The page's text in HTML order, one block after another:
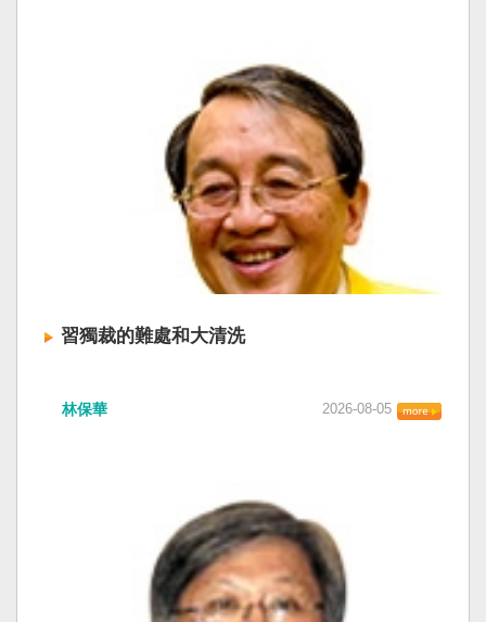
統賴清德昨日於凱達格蘭論壇致詞表示，中國的
「民促法」不僅侵害台灣主權，更透過跨國鎮
壓，對世界各國人民進行政治審查、製造寒蟬效
應，是國際社會應該團結反制的惡法；台灣不會
接受統戰滲透和紅色恐怖、不會坐視中國將壓迫
黑手伸進台灣，或任何自由國家與地區。 不會坐
視北京黑手伸進台灣 賴清德指出，中國上個月不
顧國際反對，實施「民族團結進步促進法」，
「對中政策跨國議會聯盟」（IPAC）隨即發表聲
明，譴責嚴重違反基本人權。他感謝IPAC日本共
同主席中谷元、IPAC執行主任裴倫德昨以行動再
次彰顯這份聲明的立場，很榮幸代表台灣人民接
受IPAC的聲明，台灣會給予堅定的支持，共同捍
更透過跨國鎮壓手段，對世界各國人民進行政治
紅色恐怖正在世界各地蔓延，今年論壇主題聚焦
討論全球的民主韌性、灰帶侵擾的因應聯防，以
及非紅供應鏈的重塑，更加反映出台灣在國際社
會中的角色定位，以及期許台灣能承擔的國際責
任。 賴清德表示，當今台灣的民主成就受到國際
習獨裁的難處和大清洗
中全會。本來以為在七月上海的AI全球大會以
「適應不同群體消費需求擴大優質供給」。顯然
七月中國官方的經濟數字，製造業採購經理人指
數PMI，由六月的五十．三％大幅滑落至四十九．
二％，不僅低於預估的五十．一％，更一舉跌破
五十％榮枯線，加上非製造業和綜合PMI產出指數
林保華 2026-08-05